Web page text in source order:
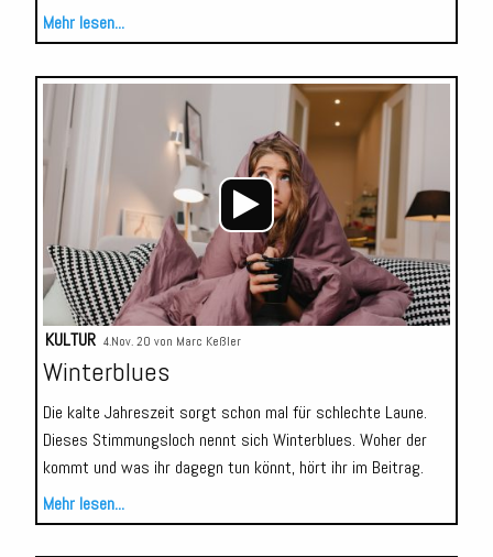
Mehr lesen...
KULTUR 4.Nov. 20 von Marc Keßler
Winterblues
Die kalte Jahreszeit sorgt schon mal für schlechte Laune.
Dieses Stimmungsloch nennt sich Winterblues. Woher der
kommt und was ihr dagegn tun könnt, hört ihr im Beitrag.
Mehr lesen...